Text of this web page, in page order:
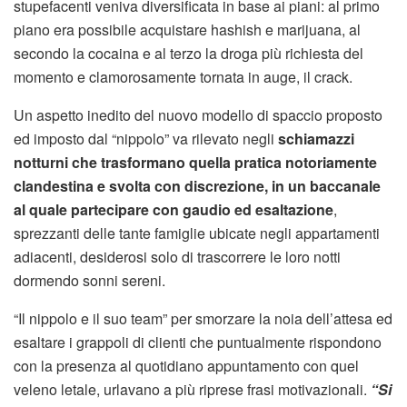
stupefacenti veniva diversificata in base ai piani: al primo
piano era possibile acquistare hashish e marijuana, al
secondo la cocaina e al terzo la droga più richiesta del
momento e clamorosamente tornata in auge, il crack.
Un aspetto inedito del nuovo modello di spaccio proposto
ed imposto dal “nippolo” va rilevato negli schiamazzi
notturni che trasformano quella pratica notoriamente
clandestina e svolta con discrezione, in un baccanale
al quale partecipare con gaudio ed esaltazione,
sprezzanti delle tante famiglie ubicate negli appartamenti
adiacenti, desiderosi solo di trascorrere le loro notti
dormendo sonni sereni.
“Il nippolo e il suo team” per smorzare la noia dell’attesa ed
esaltare i grappoli di clienti che puntualmente rispondono
con la presenza al quotidiano appuntamento con quel
veleno letale, urlavano a più riprese frasi motivazionali. “Si